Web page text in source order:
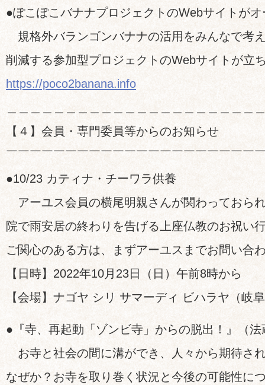
●ぽこぽこバナナプロジェクトのWebサイトがオ
規格外バランゴンバナナの活用をみんなで考
削減する参加型プロジェクトのWebサイトが立
https://poco2banana.info
＿＿＿＿＿＿＿＿＿＿＿＿＿＿＿＿＿＿＿＿＿
【４】会員・専門委員等からのお知らせ
￣￣￣￣￣￣￣￣￣￣￣￣￣￣￣￣￣￣￣￣￣
●10/23 カティナ・チーワラ供養
アーユス会員の横尾明親さんが関わっておら
院で雨安居の終わりを告げる上座仏教のお祝い
ご関心のある方は、まずアーユスまでお問い合
【日時】2022年10月23日（日）午前8時から
【会場】ナゴヤ シリ サマーディ ビハラヤ（岐
●『寺、再起動「ゾンビ寺」からの脱出！』（
お寺と社会の間に溝ができ、人々から期待さ
なぜか？お寺を取り巻く状況と今後の可能性に